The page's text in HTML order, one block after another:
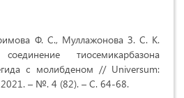
Ф. С., Муллажонова З. С. К.
тиосемикарбазона
с молибденом // Universum:
– №. 4 (82). – С. 64-68.